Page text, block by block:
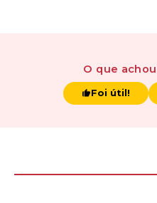
O que achou
Foi útil!